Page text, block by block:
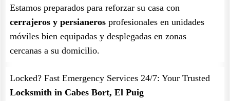
Estamos preparados para reforzar su casa con
cerrajeros y persianeros profesionales en unidades
móviles bien equipadas y desplegadas en zonas
cercanas a su domicilio.
Locked? Fast Emergency Services 24/7: Your Trusted
Locksmith in Cabes Bort, El Puig